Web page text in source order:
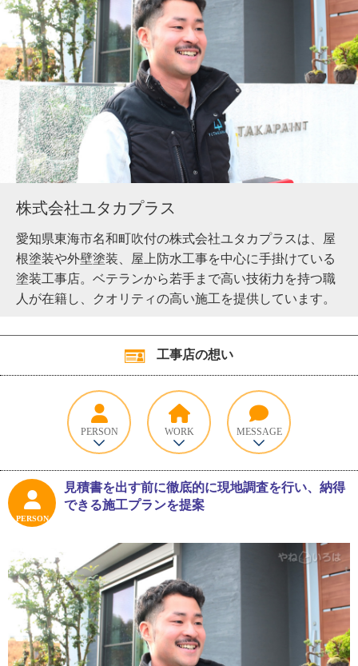
株式会社ユタカプラス
愛知県東海市名和町吹付の株式会社ユタカプラスは、屋
根塗装や外壁塗装、屋上防水工事を中心に手掛けている
塗装工事店。ベテランから若手まで高い技術力を持つ職
人が在籍し、クオリティの高い施工を提供しています。
工事店の想い
PERSON WORK MESSAGE
PERSON
見積書を出す前に徹底的に現地調査を行い、納得
できる施工プランを提案